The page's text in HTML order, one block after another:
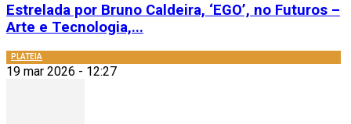
Estrelada por Bruno Caldeira, ‘EGO’, no Futuros –
Arte e Tecnologia,...
PLATEIA
19 mar 2026 - 12:27